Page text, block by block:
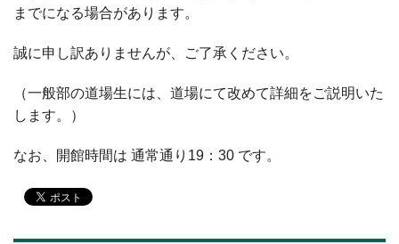
までになる場合があります。
誠に申し訳ありませんが、ご了承ください。
（一般部の道場生には、道場にて改めて詳細をご説明いた
します。）
なお、開館時間は 通常通り19：30 です。